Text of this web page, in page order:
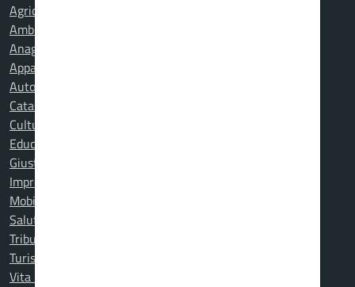
Agricoltura e pesca
Ambiente
Anagrafe e stato civile
Appalti pubblici
Autorizzazioni
Catasto e urbanistica
Cultura e tempo libero
Educazione e formazione
Giustizia e sicurezza pubblica
Imprese e commercio
Mobilità e trasporti
Salute, benessere e assistenza
Tributi, finanze e contravvenzioni
Turismo
Vita lavorativa